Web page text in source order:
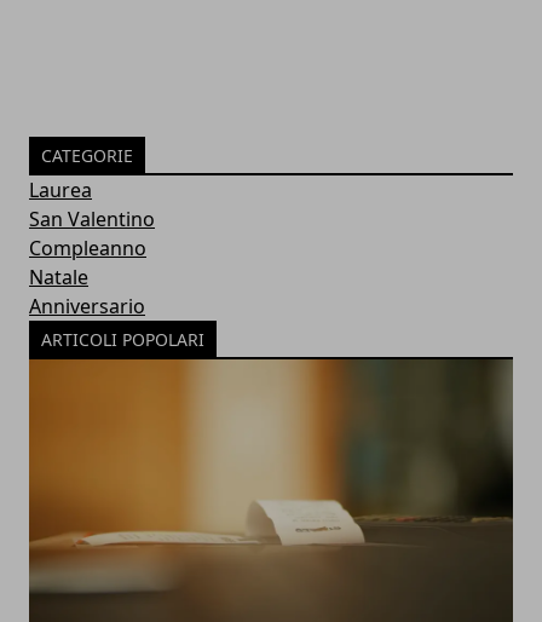
CATEGORIE
Laurea
San Valentino
Compleanno
Natale
Anniversario
ARTICOLI POPOLARI